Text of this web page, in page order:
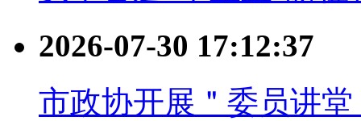
2026-07-30 17:12:37
市政协开展＂委员讲